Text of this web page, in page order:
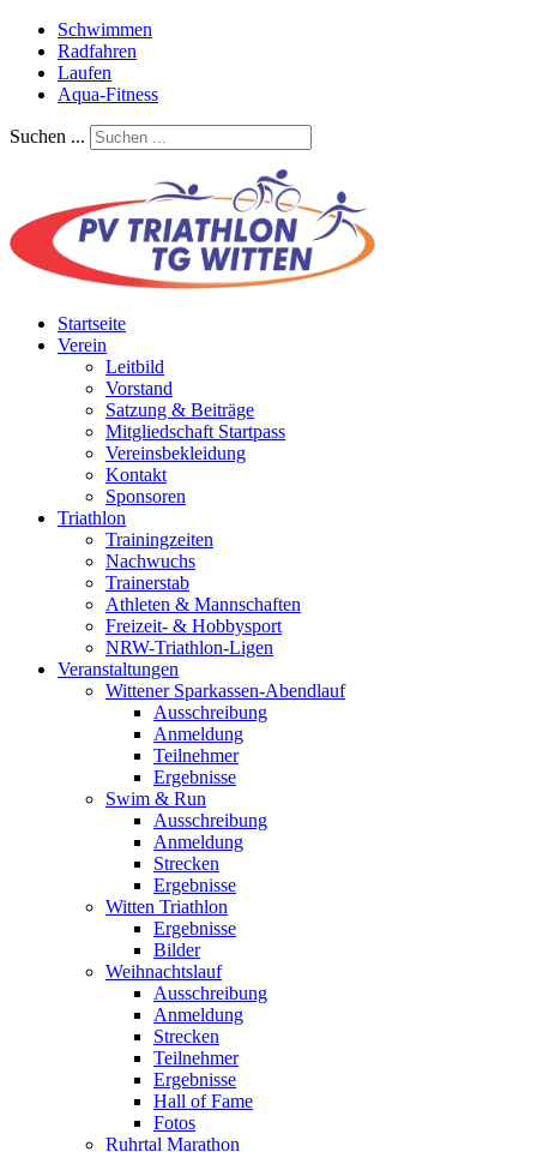
Schwimmen
Radfahren
Laufen
Aqua-Fitness
Suchen ...
Startseite
Verein
Leitbild
Vorstand
Satzung & Beiträge
Mitgliedschaft Startpass
Vereinsbekleidung
Kontakt
Sponsoren
Triathlon
Trainingzeiten
Nachwuchs
Trainerstab
Athleten & Mannschaften
Freizeit- & Hobbysport
NRW-Triathlon-Ligen
Veranstaltungen
Wittener Sparkassen-Abendlauf
Ausschreibung
Anmeldung
Teilnehmer
Ergebnisse
Swim & Run
Ausschreibung
Anmeldung
Strecken
Ergebnisse
Witten Triathlon
Ergebnisse
Bilder
Weihnachtslauf
Ausschreibung
Anmeldung
Strecken
Teilnehmer
Ergebnisse
Hall of Fame
Fotos
Ruhrtal Marathon